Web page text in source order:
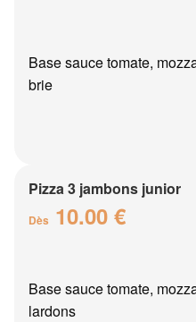
Base sauce tomate,
brie
Pizza 3 jambons junior
Dès 10.00 €
Base sauce tomate,
lardons